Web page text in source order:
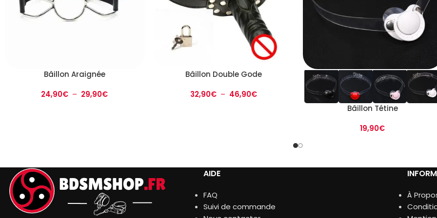
Bâillon Araignée
24,90€ – 29,90€
Bâillon Double Gode
32,90€ – 46,90€
Bâillon Tétine
19,90€
AIDE
FAQ
Suivi de commande
À